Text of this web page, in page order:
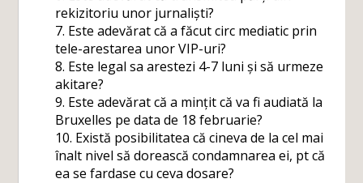
rekizitoriu unor jurnaliști?
7. Este adevărat că a făcut circ mediatic prin
tele-arestarea unor VIP-uri?
8. Este legal sa arestezi 4-7 luni și să urmeze
akitare?
9. Este adevărat că a mințit că va fi audiată la
Bruxelles pe data de 18 februarie?
10. Există posibilitatea că cineva de la cel mai
înalt nivel să dorească condamnarea ei, pt că
ea se fardase cu ceva dosare?